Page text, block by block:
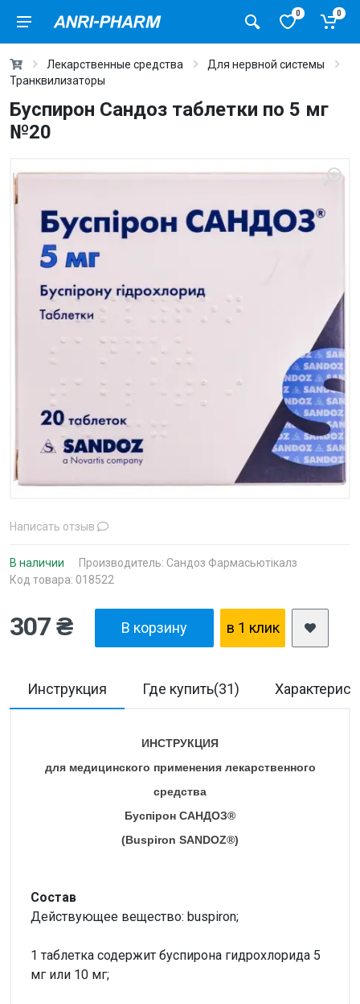
0 0
Лекарственные средства
Для нервной системы
Транквилизаторы
Буспирон Сандоз таблетки по 5 мг
№20
Написать отзыв
В наличии Производитель: Сандоз Фармасьютікалз
Код товара: 018522
307 ₴ В корзину в 1 клик
Инструкция Где купить(31)
ИНСТРУКЦИЯ
для медицинского применения лекарственного
средства
Буспірон САНДОЗ®
(Buspiron SANDOZ®)
Состав
Действующее вещество: buspiron;
1 таблетка содержит буспирона гидрохлорида 5
мг или 10 мг;